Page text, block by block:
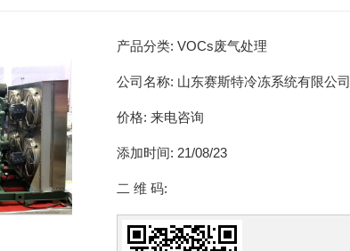
产品分类: VOCs废气处理
公司名称: 山东赛斯特冷冻系统有限公司
价格: 来电咨询
添加时间: 21/08/23
二 维 码: